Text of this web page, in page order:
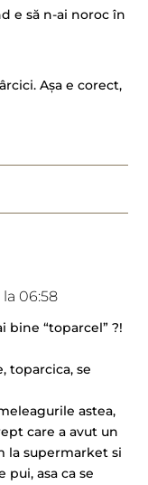
e să n-ai noroc în
Așa e corect,
06:58
bine “toparcel” ?!
toparcica, se
astea,
care a avut un
la supermarket si
pui, asa ca se